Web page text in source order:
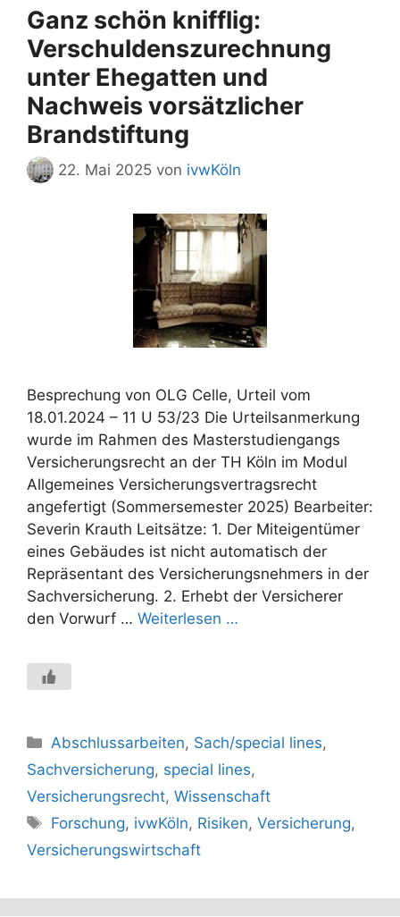
Ganz schön knifflig:
Verschuldenszurechnung
unter Ehegatten und
Nachweis vorsätzlicher
Brandstiftung
22. Mai 2025 von ivwKöln
Besprechung von OLG Celle, Urteil vom
18.01.2024 – 11 U 53/23 Die Urteilsanmerkung
wurde im Rahmen des Masterstudiengangs
Versicherungsrecht an der TH Köln im Modul
Allgemeines Versicherungsvertragsrecht
angefertigt (Sommersemester 2025) Bearbeiter:
Severin Krauth Leitsätze: 1. Der Miteigentümer
eines Gebäudes ist nicht automatisch der
Repräsentant des Versicherungsnehmers in der
Sachversicherung. 2. Erhebt der Versicherer
den Vorwurf … Weiterlesen …
Kategorien
Abschlussarbeiten, Sach/special lines,
Sachversicherung, special lines,
Versicherungsrecht, Wissenschaft
Schlagwörter
Forschung, ivwKöln, Risiken,Versicherung,
Versicherungswirtschaft